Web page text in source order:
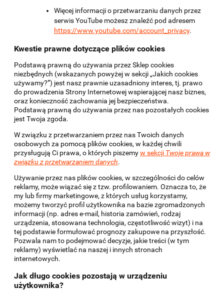
Więcej informacji o przetwarzaniu danych przez
serwis YouTube możesz znaleźć pod adresem
https://www.youtube.com/account_privacy.
Kwestie prawne dotyczące plików cookies
Podstawą prawną do używania przez Sklep cookies
niezbędnych (wskazanych powyżej w sekcji „Jakich cookies
używamy?”) jest nasz prawnie uzasadniony interes, tj. prawo
do prowadzenia Strony Internetowej wspierającej nasz biznes,
oraz konieczność zachowania jej bezpieczeństwa.
Podstawą prawną do używania przez nas pozostałych cookies
jest Twoja zgoda.
W związku z przetwarzaniem przez nas Twoich danych
osobowych za pomocą plików cookies, w każdej chwili
przysługują Ci prawa, o których piszemyw sekcji Twoje prawa w
związku z przetwarzaniem danych.
Używanie przez nas plików cookies, w szczególności do celów
reklamy, może wiązać się z tzw. profilowaniem. Oznacza to, że
my lub firmy marketingowe, z których usług korzystamy,
możemy tworzyć profil użytkownika na bazie zgromadzonych
informacji (np. adres e-mail, historia zamówień, rodzaj
urządzenia, stosowana technologia, częstotliwość wizyt) i na
tej podstawie formułować prognozy zakupowe na przyszłość.
Pozwala nam to podejmować decyzje, jakie treści (w tym
reklamy) wyświetlać na naszej i innych stronach
internetowych.
Jak długo cookies pozostają w urządzeniu
użytkownika?